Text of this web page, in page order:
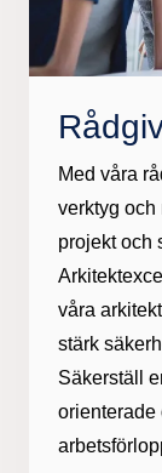
Med våra
verktyg och
projekt och
våra
stärk
Säkerställ
orienterade